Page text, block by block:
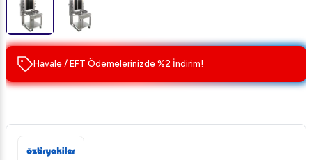
Havale / EFT Ödemelerinizde %2 İndirim!